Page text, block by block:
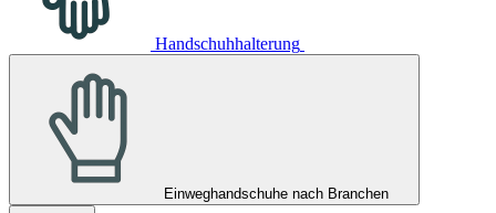
Handschuhhalterung
Einweghandschuhe nach Branchen